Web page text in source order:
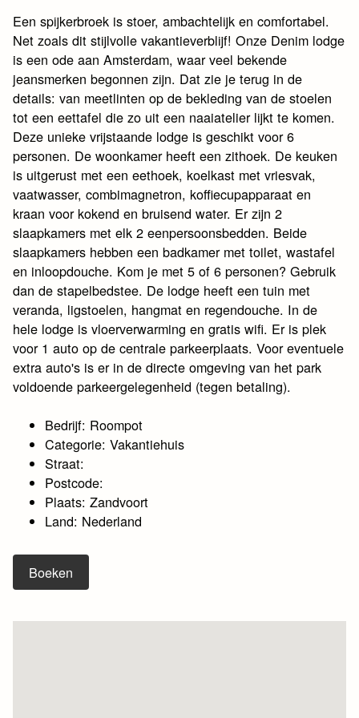
Een spijkerbroek is stoer, ambachtelijk en comfortabel.
Net zoals dit stijlvolle vakantieverblijf! Onze Denim lodge
is een ode aan Amsterdam, waar veel bekende
jeansmerken begonnen zijn. Dat zie je terug in de
details: van meetlinten op de bekleding van de stoelen
tot een eettafel die zo uit een naaiatelier lijkt te komen.
Deze unieke vrijstaande lodge is geschikt voor 6
personen. De woonkamer heeft een zithoek. De keuken
is uitgerust met een eethoek, koelkast met vriesvak,
vaatwasser, combimagnetron, koffiecupapparaat en
kraan voor kokend en bruisend water. Er zijn 2
slaapkamers met elk 2 eenpersoonsbedden. Beide
slaapkamers hebben een badkamer met toilet, wastafel
en inloopdouche. Kom je met 5 of 6 personen? Gebruik
dan de stapelbedstee. De lodge heeft een tuin met
veranda, ligstoelen, hangmat en regendouche. In de
hele lodge is vloerverwarming en gratis wifi. Er is plek
voor 1 auto op de centrale parkeerplaats. Voor eventuele
extra auto's is er in de directe omgeving van het park
voldoende parkeergelegenheid (tegen betaling).
Bedrijf: Roompot
Categorie: Vakantiehuis
Straat:
Postcode:
Plaats: Zandvoort
Land: Nederland
Boeken